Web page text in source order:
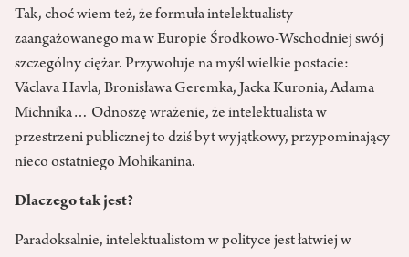
Tak, choć wiem też, że formuła intelektualisty
zaangażowanego ma w Europie Środkowo-Wschodniej swój
szczególny ciężar. Przywołuje na myśl wielkie postacie:
Václava Havla, Bronisława Geremka, Jacka Kuronia, Adama
Michnika… Odnoszę wrażenie, że intelektualista w
przestrzeni publicznej to dziś byt wyjątkowy, przypominający
nieco ostatniego Mohikanina.
Dlaczego tak jest?
Paradoksalnie, intelektualistom w polityce jest łatwiej w